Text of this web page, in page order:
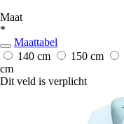
Maat
*
Maattabel
140 cm
150 cm
cm
Dit veld is verplicht